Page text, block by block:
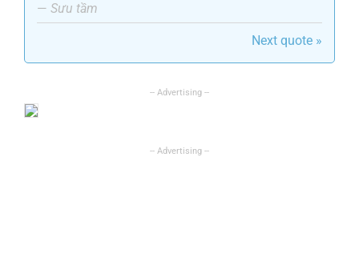
— Sưu tầm
Next quote »